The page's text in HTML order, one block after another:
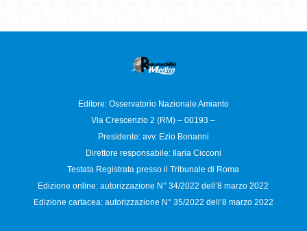
Editore: Osservatorio Nazionale Amianto
Via Crescenzio 2 (RM) – 00193 –
Presidente: avv. Ezio Bonanni
Direttore responsabile:
Ilaria Cicconi
Testata Registrata presso il Tribunale di Roma
Edizione online: autorizzazione N°34/2022 dell’8 marzo 2022
Edizione cartacea: autorizzazione N° 35/2022 dell’8 marzo 2022